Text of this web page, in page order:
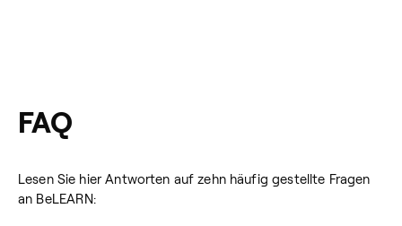
FAQ
Lesen Sie hier Antworten auf zehn häufig gestellte Fragen
an BeLEARN: